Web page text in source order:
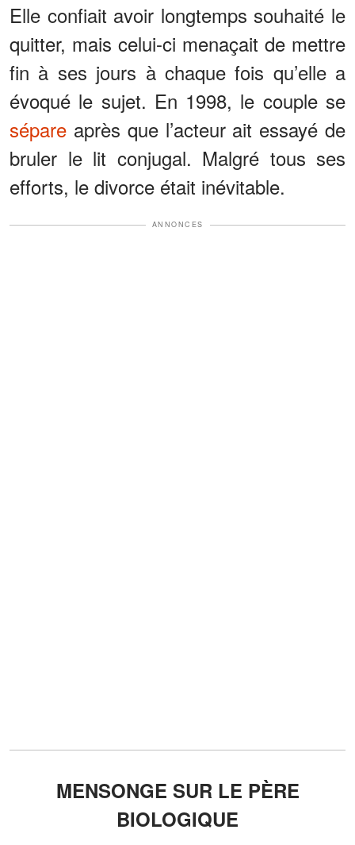
Elle confiait avoir longtemps souhaité le
quitter, mais celui-ci menaçait de mettre
fin à ses jours à chaque fois qu’elle a
évoqué le sujet. En 1998, le couple se
sépare après que l’acteur ait essayé de
bruler le lit conjugal. Malgré tous ses
efforts, le divorce était inévitable.
ANNONCES
MENSONGE SUR LE PÈRE
BIOLOGIQUE